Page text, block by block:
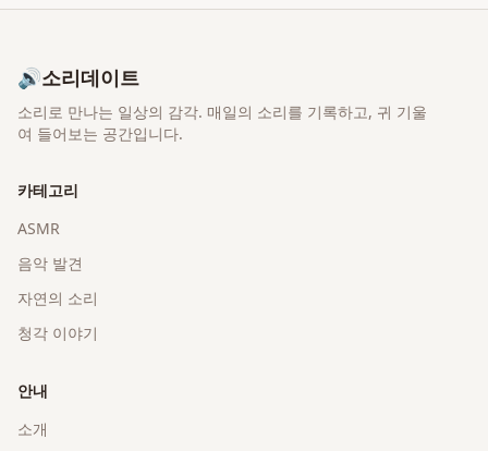
🔊소리데이트
소리로 만나는 일상의 감각. 매일의 소리를 기록하고, 귀 기울
여 들어보는 공간입니다.
카테고리
ASMR
음악 발견
자연의 소리
청각 이야기
안내
소개